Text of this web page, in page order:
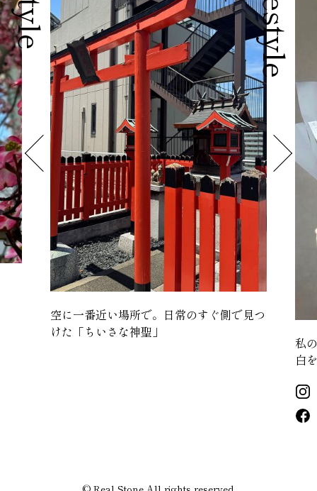
空に一番近い場所で。日常のすぐ側で見つ
けた「ちいさな神聖」
私
白